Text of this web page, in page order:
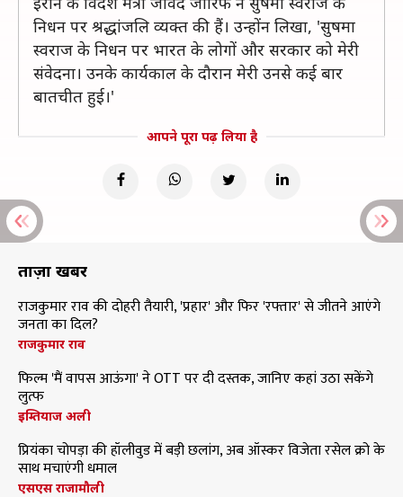
निधन पर श्रद्धांजलि व्यक्त की हैं। उन्होंन लिखा, 'सुषमा
स्वराज के निधन पर भारत के लोगों और सरकार को मेरी
संवेदना। उनके कार्यकाल के दौरान मेरी उनसे कई बार
बातचीत हुई।'
आपने पूरा पढ़ लिया है
ताज़ा खबरें
राजकुमार राव की दोहरी तैयारी, 'प्रहार' और फिर 'रफ्तार' से जीतने आएंगे
जनता का दिल?
राजकुमार राव
फिल्म 'मैं वापस आऊंगा' ने OTT पर दी दस्तक, जानिए कहां उठा सकेंगे
लुत्फ
इम्तियाज अली
प्रियंका चोपड़ा की हॉलीवुड में बड़ी छलांग, अब ऑस्कर विजेता रसेल क्रो के
साथ मचाएंगी धमाल
एसएस राजामौली